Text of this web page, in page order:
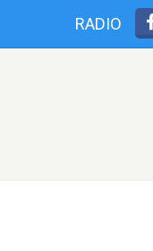
RADIO